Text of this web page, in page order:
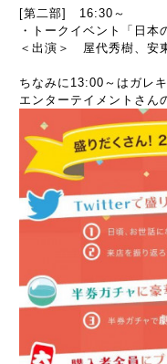
[第二部] 16:30～
・トークイベント「日本
＜出演＞ 屋代秀樹、安
ちなみに13:00～はガレ
エンターテイメントさん